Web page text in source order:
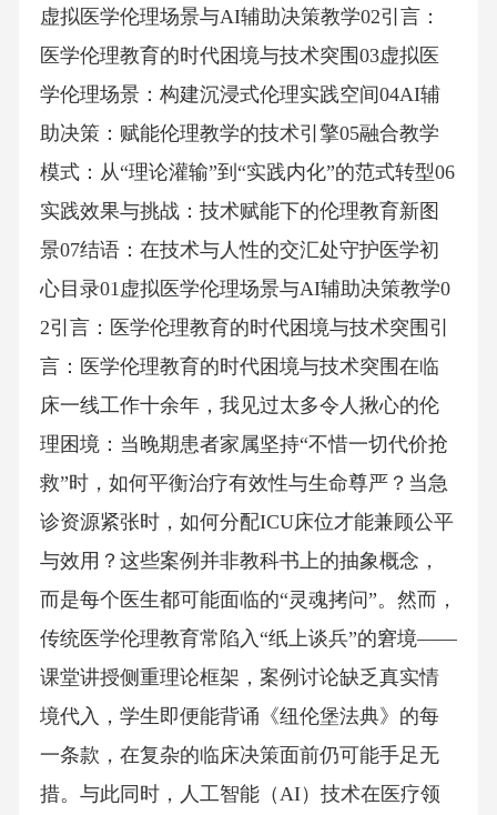
虚拟医学伦理场景与AI辅助决策教学02引言：
医学伦理教育的时代困境与技术突围03虚拟医
学伦理场景：构建沉浸式伦理实践空间04AI辅
助决策：赋能伦理教学的技术引擎05融合教学
模式：从“理论灌输”到“实践内化”的范式转型06
实践效果与挑战：技术赋能下的伦理教育新图
景07结语：在技术与人性的交汇处守护医学初
心目录01虚拟医学伦理场景与AI辅助决策教学0
2引言：医学伦理教育的时代困境与技术突围引
言：医学伦理教育的时代困境与技术突围在临
床一线工作十余年，我见过太多令人揪心的伦
理困境：当晚期患者家属坚持“不惜一切代价抢
救”时，如何平衡治疗有效性与生命尊严？当急
诊资源紧张时，如何分配ICU床位才能兼顾公平
与效用？这些案例并非教科书上的抽象概念，
而是每个医生都可能面临的“灵魂拷问”。然而，
传统医学伦理教育常陷入“纸上谈兵”的窘境——
课堂讲授侧重理论框架，案例讨论缺乏真实情
境代入，学生即便能背诵《纽伦堡法典》的每
一条款，在复杂的临床决策面前仍可能手足无
措。与此同时，人工智能（AI）技术在医疗领